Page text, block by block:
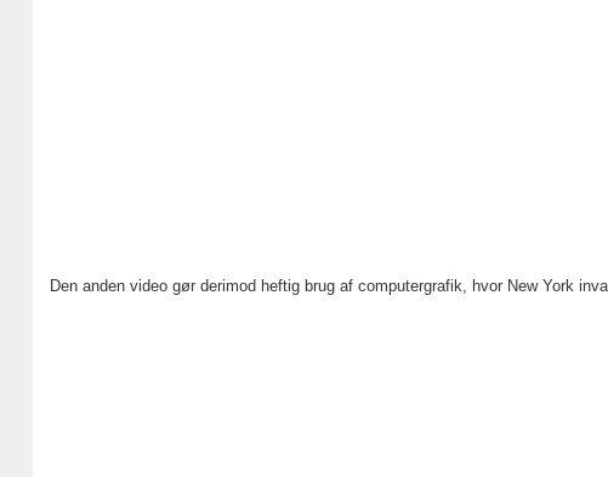
Den anden video gør derimod heftig brug af computergrafik, hvor New York